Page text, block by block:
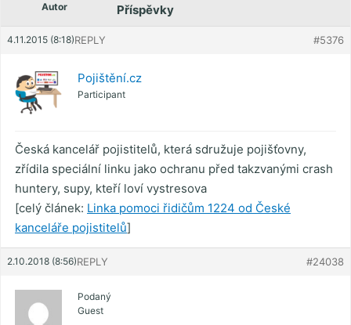
Autor Příspěvky
4.11.2015 (8:18) #5376
REPLY
Pojištění.cz
Participant
Česká kancelář pojistitelů, která sdružuje pojišťovny,
zřídila speciální linku jako ochranu před takzvanými crash
huntery, supy, kteří loví vystresova
[celý článek: Linka pomoci řidičům 1224 od České
kanceláře pojistitelů]
2.10.2018 (8:56) #24038
REPLY
Podaný
Guest